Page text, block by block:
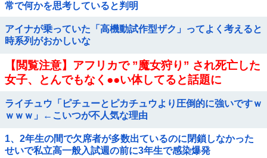
常で何かを思考していると判明
アイナが乗っていた「高機動試作型ザク」ってよく考えると
時系列がおかしいな
【閲覧注意】アフリカで ”魔女狩り” され死亡した
女子、とんでもなく●●い体してると話題に
ライチュウ「ピチューとピカチュウより圧倒的に強いですｗ
ｗｗｗ」←こいつが不人気な理由
1、2年生の間で欠席者が多数出ているのに閉鎖しなかった
せいで私立高一般入試週の前に3年生で感染爆発